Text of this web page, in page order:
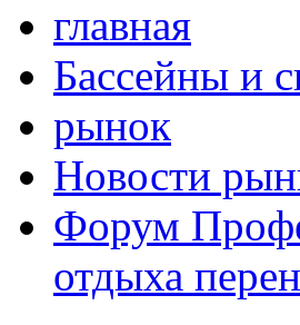
главная
Бассейны и
рынок
Новости
Форум
отдыха